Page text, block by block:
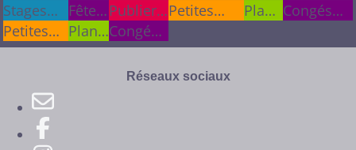
Stages
cet été
Stages
cet été
Fêtes
&
anniv.
Fêtes
&
anniv.
Publier
une info
Publier
une info
Petites
annonces
Petites
Plan
du
Plan
site
Congés
scolaires
Congés
Réseaux sociaux